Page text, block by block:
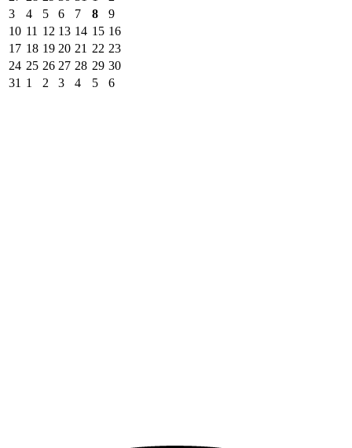
3
4 5 6 7 8
9
10 11 12 13 14 15 16
17 18 19 20 21 22 23
24 25 26 27 28 29 30
31 1 2 3 4 5 6